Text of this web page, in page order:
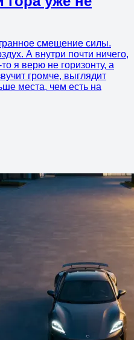
смещение силы.
А внутри почти ничего,
я верю не горизонту, а
громче, выглядит
места, чем есть на